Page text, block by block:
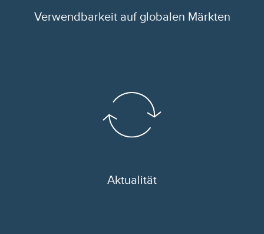
Verwendbarkeit auf globalen Märkten
Aktualität